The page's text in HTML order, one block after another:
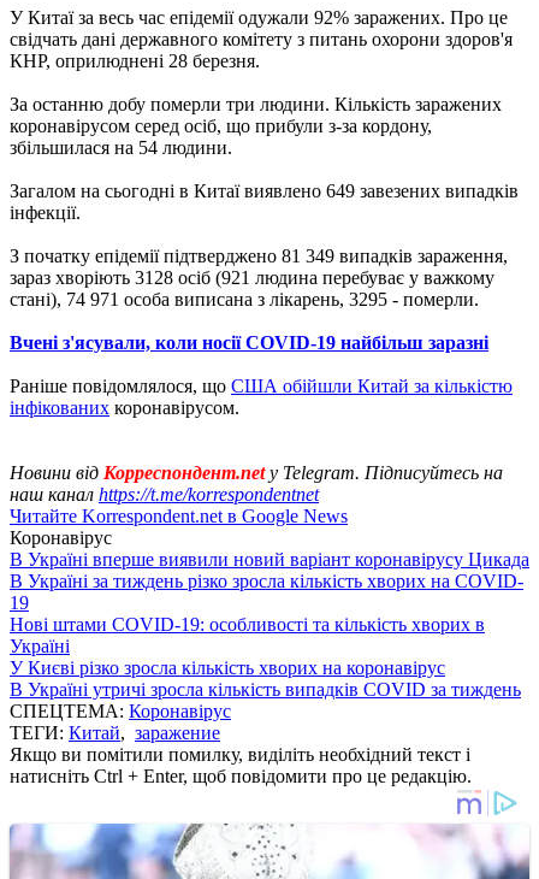
У Китаї за весь час епідемії одужали 92% заражених. Про це
свідчать дані державного комітету з питань охорони здоров'я
КНР, оприлюднені 28 березня.
За останню добу померли три людини. Кількість заражених
коронавірусом серед осіб, що прибули з-за кордону,
збільшилася на 54 людини.
Загалом на сьогодні в Китаї виявлено 649 завезених випадків
інфекції.
З початку епідемії підтверджено 81 349 випадків зараження,
зараз хворіють 3128 осіб (921 людина перебуває у важкому
стані), 74 971 особа виписана з лікарень, 3295 - померли.
Вчені з'ясували, коли носії COVID-19 найбільш заразні
Раніше повідомлялося, що США обійшли Китай за кількістю
інфікованих коронавірусом.
Новини від Корреспондент.netу Telegram. Підписуйтесь на
наш канал https://t.me/korrespondentnet
Читайте Korrespondent.net в Google News
Коронавірус
В Україні вперше виявили новий варіант коронавірусу Цикада
В Україні за тиждень різко зросла кількість хворих на COVID-
19
Нові штами COVID-19: особливості та кількість хворих в
Україні
У Києві різко зросла кількість хворих на коронавірус
В Україні утричі зросла кількість випадків COVID за тиждень
СПЕЦТЕМА: Коронавірус
ТЕГИ: Китай, заражение
Якщо ви помітили помилку, виділіть необхідний текст і
натисніть Ctrl + Enter, щоб повідомити про це редакцію.